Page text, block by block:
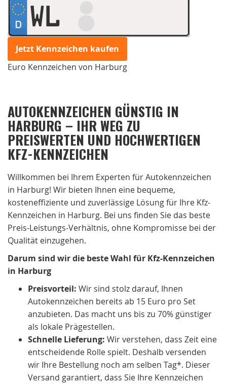
WL
Jetzt Kennzeichen kaufen
Euro Kennzeichen von Harburg
AUTOKENNZEICHEN GÜNSTIG IN
HARBURG – IHR WEG ZU
PREISWERTEN UND HOCHWERTIGEN
KFZ-KENNZEICHEN
Willkommen bei Ihrem Experten für Autokennzeichen
in Harburg! Wir bieten Ihnen eine bequeme,
kosteneffiziente und zuverlässige Lösung für Ihre Kfz-
Kennzeichen in Harburg. Bei uns finden Sie das beste
Preis-Leistungs-Verhältnis, ohne Kompromisse bei der
Qualität einzugehen.
Darum sind wir die beste Wahl für Kfz-Kennzeichen
in Harburg
Preisvorteil: Wir sind stolz darauf, Ihnen
Autokennzeichen bereits ab 15 Euro pro Set
anzubieten. Das macht uns bis zu 70% günstiger
als lokale Prägestellen.
Schnelle Lieferung: Wir verstehen, dass Zeit eine
entscheidende Rolle spielt. Deshalb versenden
wir Ihre Bestellung noch am selben Tag*. Dieser
Versand garantiert, dass Sie Ihre Kennzeichen